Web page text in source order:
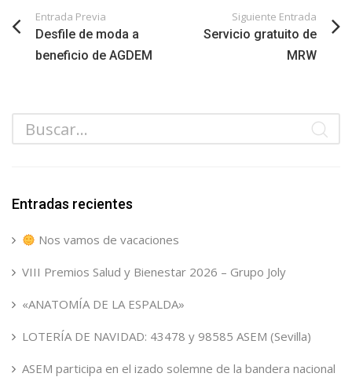
Entrada Previa
Desfile de moda a
beneficio de AGDEM
Siguiente Entrada
Servicio gratuito de
MRW
Entradas recientes
Nos vamos de vacaciones
VIII Premios Salud y Bienestar 2026 – Grupo Joly
«ANATOMÍA DE LA ESPALDA»
LOTERÍA DE NAVIDAD: 43478 y 98585 ASEM (Sevilla)
ASEM participa en el izado solemne de la bandera nacional